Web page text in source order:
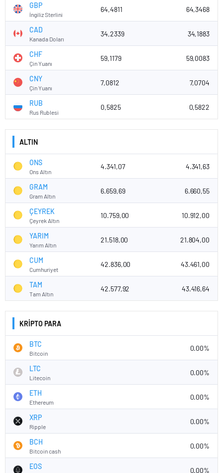
GBP
İngiliz Sterlini
64,4811 64,3468
CAD
Kanada Doları
34,2339 34,1883
CHF
Çin Yuanı
59,1179 59,0083
CNY
Çin Yuanı
7,0812 7,0704
RUB
Rus Rublesi
0,5825 0,5822
ALTIN
ONS
Ons Altın
4.341,07 4.341,63
GRAM
Gram Altın
6.659,69 6.660,55
ÇEYREK
Çeyrek Altın
10.759,00 10.912,00
YARIM
Yarım Altın
21.518,00 21.804,00
CUM
Cumhuriyet
42.836,00 43.461,00
TAM
Tam Altın
42.577,92 43.416,64
KRİPTO PARA
BTC
Bitcoin
0.00%
LTC
Litecoin
0.00%
ETH
Ethereum
0.00%
XRP
Ripple
0.00%
BCH
Bitcoin cash
0.00%
EOS 0.00%